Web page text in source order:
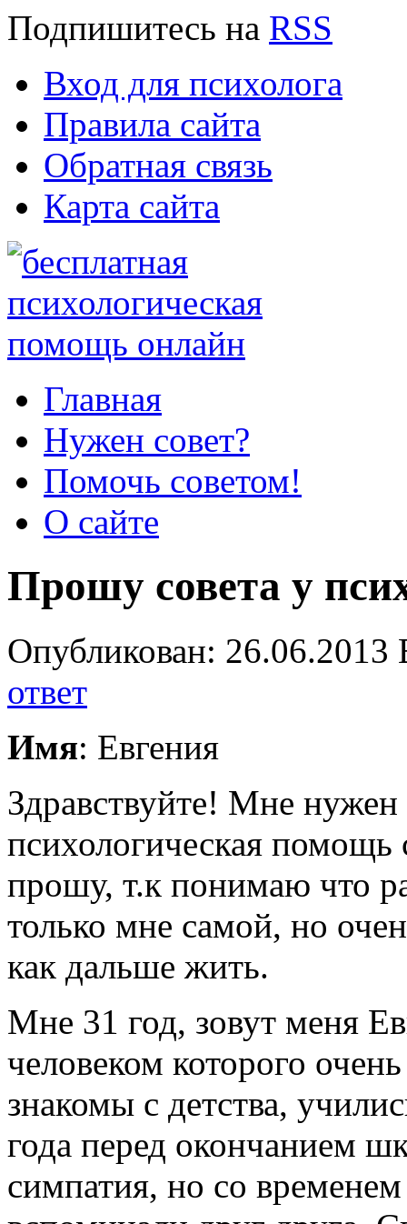
Подпишитесь на RSS
Вход для психолога
Правила сайта
Обратная связь
Карта сайта
Главная
Нужен совет?
Помочь советом!
О сайте
Прошу совета у
Опубликован:
ответ
Имя: Евгения
Здравствуйте! Мне нужен
психологическая помощь
прошу, т.к понимаю что
только мне самой, но
как дальше жить.
Мне 31 год, зовут меня
человеком которого
знакомы с детства,
года перед окончанием
симпатия, но со